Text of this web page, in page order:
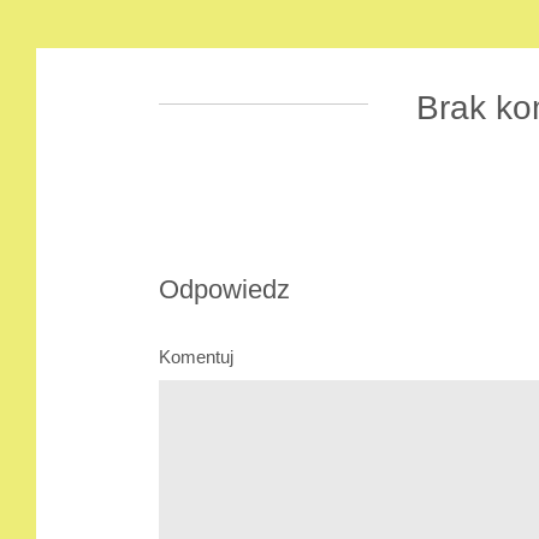
Brak
Odpowiedz
Komentuj